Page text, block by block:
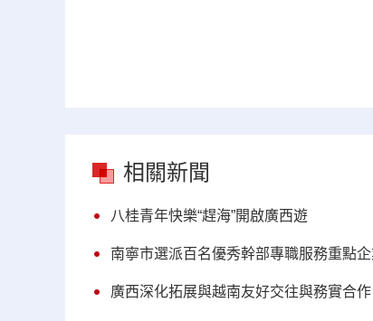
相關新聞
八桂青年快樂“趕海”開啟廣西遊
南寧市選派百名優秀幹部專職服務重點企
廣西深化拓展與越南友好交往與務實合作